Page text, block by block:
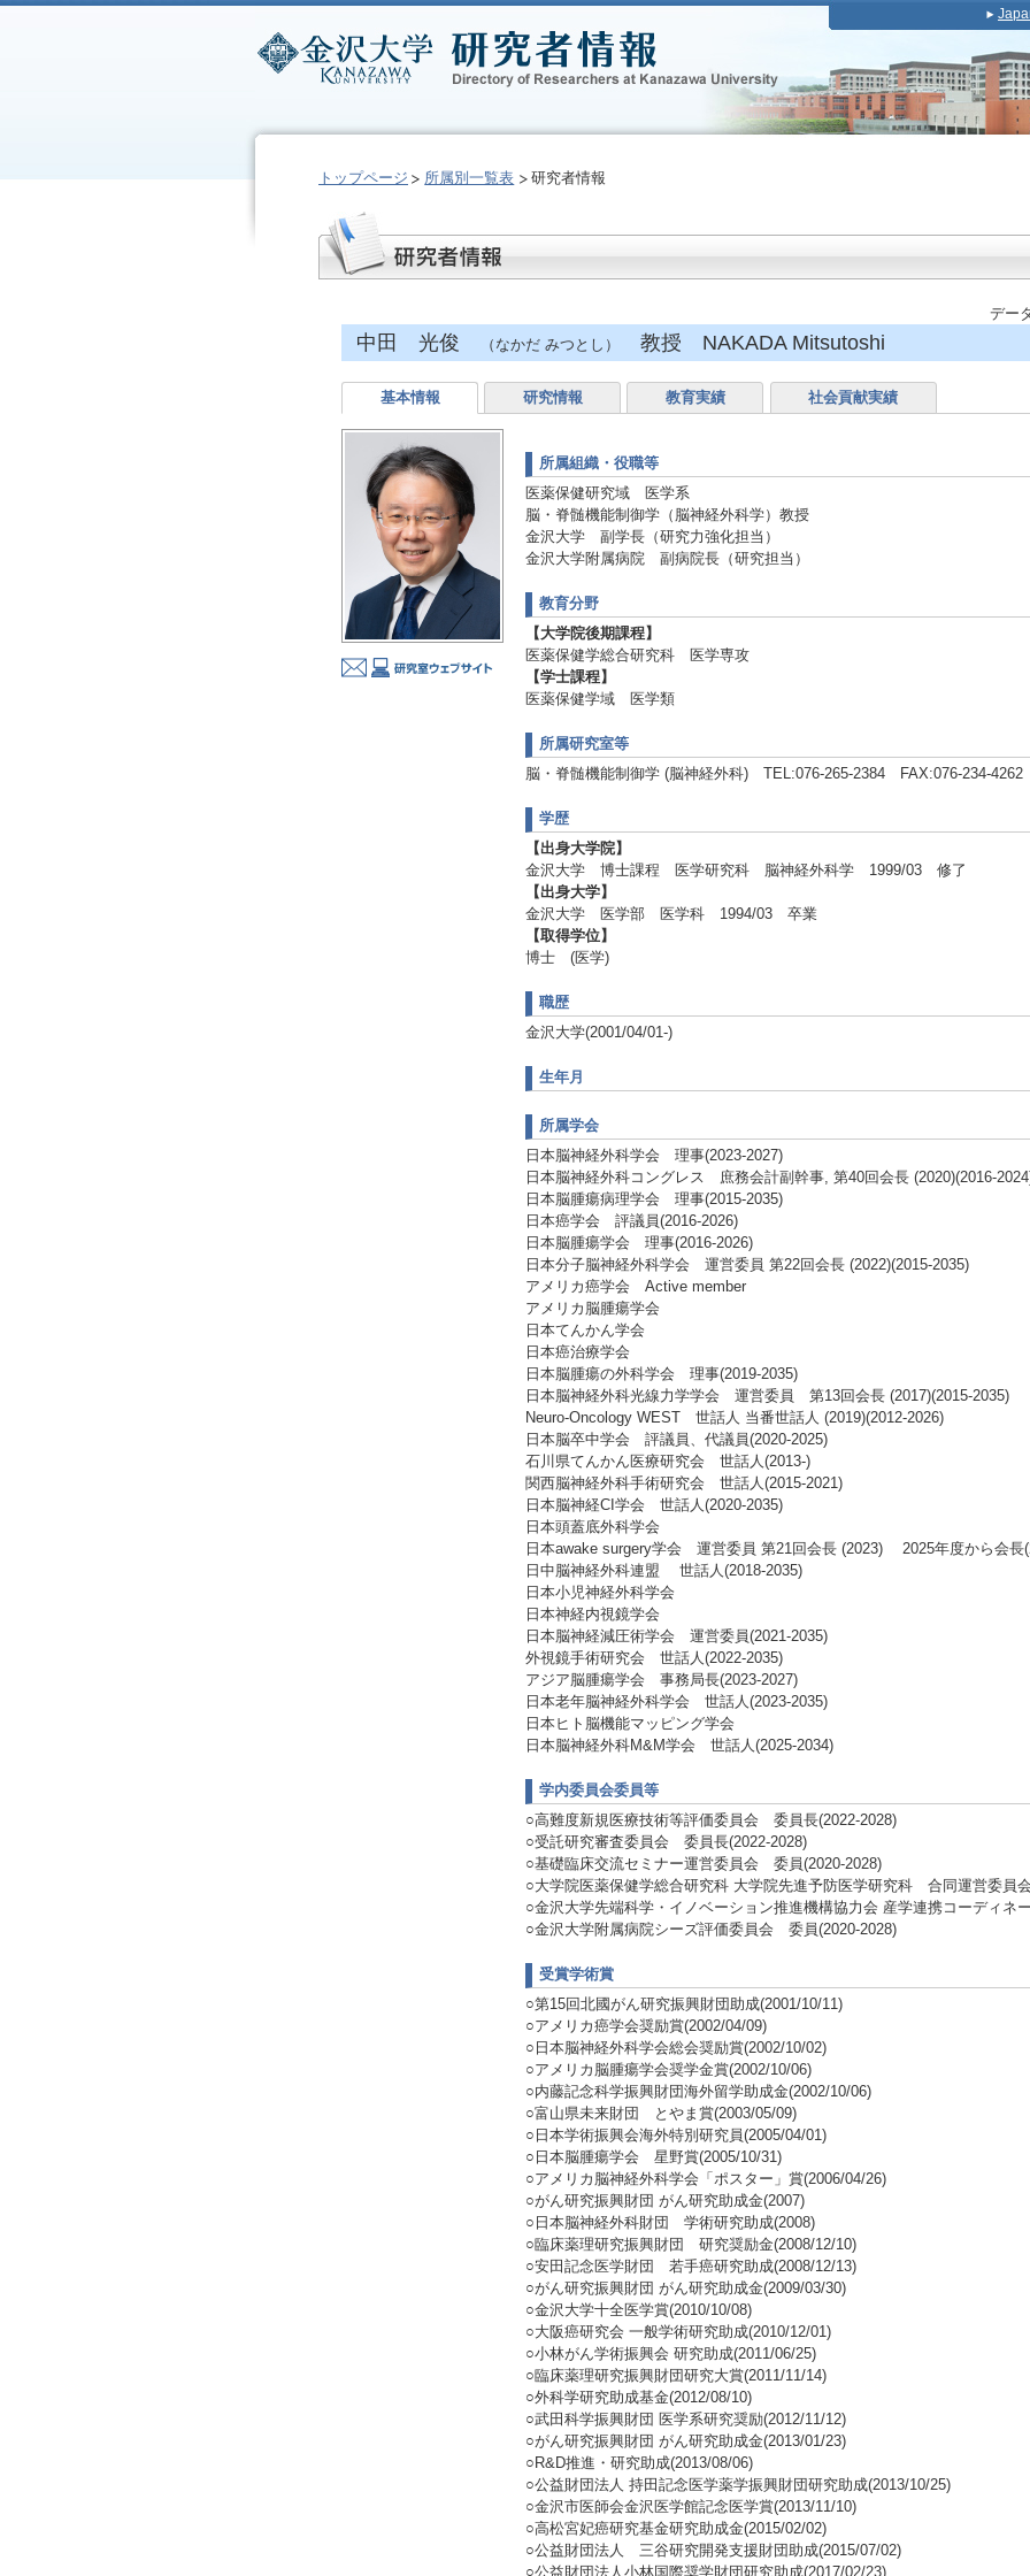
トップページ 所属別一覧表 研究者情報
デー
中田 光俊 （なかだ みつとし） 教授 NAKADA Mitsutoshi
基本情報 研究情報 教育実績 社会貢献実績
所属組織・役職等
医薬保健研究域 医学系
脳・脊髄機能制御学（脳神経外科学）教授
金沢大学 副学長（研究力強化担当）
金沢大学附属病院 副病院長（研究担当）
教育分野
【大学院後期課程】
医薬保健学総合研究科 医学専攻
【学士課程】
医薬保健学域 医学類
所属研究室等
脳・脊髄機能制御学 (脳神経外科) TEL:076-265-2384 FAX:076-234-4262
学歴
【出身大学院】
金沢大学 博士課程 医学研究科 脳神経外科学 1999/03 修了
【出身大学】
金沢大学 医学部 医学科 1994/03 卒業
【取得学位】
博士 (医学)
職歴
金沢大学(2001/04/01-)
生年月
所属学会
日本脳神経外科学会 理事(2023-2027)
日本脳神経外科コングレス 庶務会計副幹事, 第40回会長 (2020)(2016-
日本脳腫瘍病理学会 理事(2015-2035)
日本癌学会 評議員(2016-2026)
日本脳腫瘍学会 理事(2016-2026)
日本分子脳神経外科学会 運営委員 第22回会長 (2022)(2015-2035)
アメリカ癌学会 Active member
アメリカ脳腫瘍学会
日本てんかん学会
日本癌治療学会
日本脳腫瘍の外科学会 理事(2019-2035)
日本脳神経外科光線力学学会 運営委員 第13回会長 (2017)(2015-2035)
Neuro-Oncology WEST 世話人 当番世話人 (2019)(2012-2026)
日本脳卒中学会 評議員、代議員(2020-2025)
石川県てんかん医療研究会 世話人(2013-)
関西脳神経外科手術研究会 世話人(2015-2021)
日本脳神経CI学会 世話人(2020-2035)
日本頭蓋底外科学会
日本awake surgery学会 運営委員 第21回会長 (2023) 2025年度から会長
日中脳神経外科連盟 世話人(2018-2035)
日本小児神経外科学会
日本神経内視鏡学会
日本脳神経減圧術学会 運営委員(2021-2035)
外視鏡手術研究会 世話人(2022-2035)
アジア脳腫瘍学会 事務局長(2023-2027)
日本老年脳神経外科学会 世話人(2023-2035)
日本ヒト脳機能マッピング学会
日本脳神経外科M&M学会 世話人(2025-2034)
学内委員会委員等
○高難度新規医療技術等評価委員会 委員長(2022-2028)
○受託研究審査委員会 委員長(2022-2028)
○基礎臨床交流セミナー運営委員会 委員(2020-2028)
○大学院医薬保健学総合研究科 大学院先進予防医学研究科 合同運営委員
○金沢大学先端科学・イノベーション推進機構協力会 産学連携コーディネ
○金沢大学附属病院シーズ評価委員会 委員(2020-2028)
受賞学術賞
○第15回北國がん研究振興財団助成(2001/10/11)
○アメリカ癌学会奨励賞(2002/04/09)
○日本脳神経外科学会総会奨励賞(2002/10/02)
○アメリカ脳腫瘍学会奨学金賞(2002/10/06)
○内藤記念科学振興財団海外留学助成金(2002/10/06)
○富山県未来財団 とやま賞(2003/05/09)
○日本学術振興会海外特別研究員(2005/04/01)
○日本脳腫瘍学会 星野賞(2005/10/31)
○アメリカ脳神経外科学会「ポスター」賞(2006/04/26)
○がん研究振興財団 がん研究助成金(2007)
○日本脳神経外科財団 学術研究助成(2008)
○臨床薬理研究振興財団 研究奨励金(2008/12/10)
○安田記念医学財団 若手癌研究助成(2008/12/13)
○がん研究振興財団 がん研究助成金(2009/03/30)
○金沢大学十全医学賞(2010/10/08)
○大阪癌研究会 一般学術研究助成(2010/12/01)
○小林がん学術振興会 研究助成(2011/06/25)
○臨床薬理研究振興財団研究大賞(2011/11/14)
○外科学研究助成基金(2012/08/10)
○武田科学振興財団 医学系研究奨励(2012/11/12)
○がん研究振興財団 がん研究助成金(2013/01/23)
○R&D推進・研究助成(2013/08/06)
○公益財団法人 持田記念医学薬学振興財団研究助成(2013/10/25)
○金沢市医師会金沢医学館記念医学賞(2013/11/10)
○高松宮妃癌研究基金研究助成金(2015/02/02)
○公益財団法人 三谷研究開発支援財団助成(2015/07/02)
○公益財団法人小林国際奨学財団研究助成(2017/02/23)